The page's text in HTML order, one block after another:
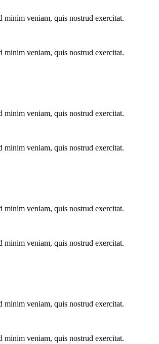
minim veniam, quis nostrud exercitat.
minim veniam, quis nostrud exercitat.
minim veniam, quis nostrud exercitat.
minim veniam, quis nostrud exercitat.
minim veniam, quis nostrud exercitat.
minim veniam, quis nostrud exercitat.
minim veniam, quis nostrud exercitat.
minim veniam, quis nostrud exercitat.